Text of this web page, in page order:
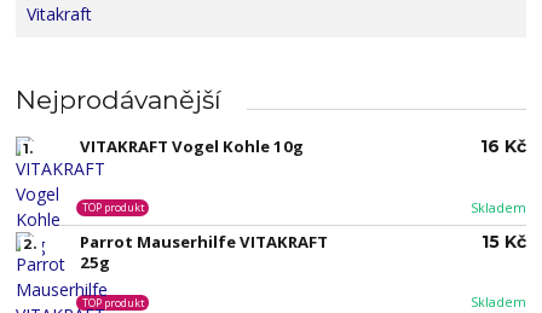
Nejprodávanější
1. VITAKRAFT Vogel Kohle 10g
Skladem
TOP produkt
16 Kč
2.
Parrot Mauserhilfe VITAKRAFT
25g
Skladem
TOP produkt
15 Kč